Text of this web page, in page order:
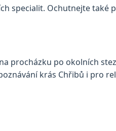
specialit. Ochutnejte také
procházku po okolních
krás Chřibů i pro